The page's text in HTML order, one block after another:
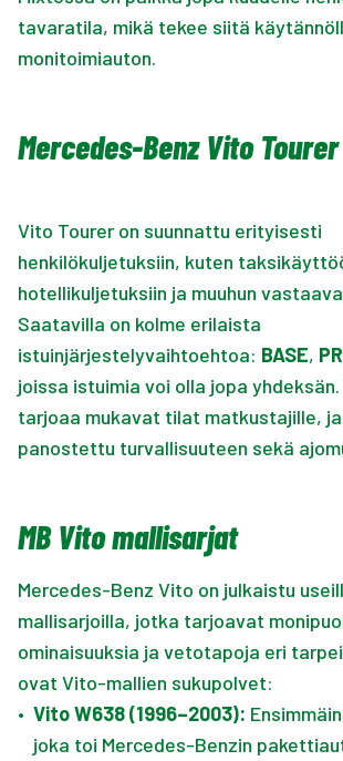
tavaratila, mikä tekee siitä
monitoimiauton.
Mercedes-Benz Vito Tourer
Vito Tourer on suunnattu erityisesti
henkilökuljetuksiin, kuten
hotellikuljetuksiin ja muuhun
Saatavilla on kolme erilaista
istuinjärjestelyvaihtoehtoa: BASE,
joissa istuimia voi olla jopa
tarjoaa mukavat tilat matkustajille, ja
panostettu turvallisuuteen sekä
MB Vito mallisarjat
Mercedes-Benz Vito on julkaistu
mallisarjoilla, jotka tarjoavat
ominaisuuksia ja vetotapoja eri
ovat Vito-mallien sukupolvet:
• Vito W638 (1996–2003):
joka toi Mercedes-Benzin